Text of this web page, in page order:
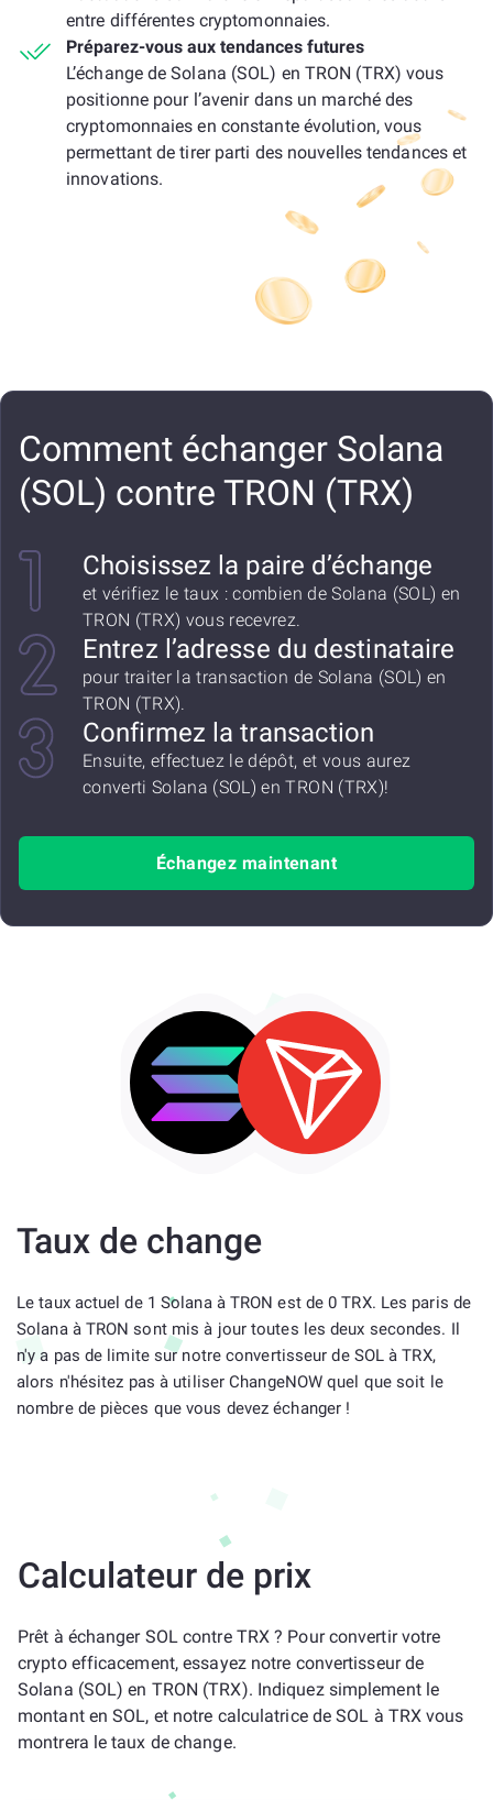
entre différentes cryptomonnaies.
Préparez-vous aux tendances futures
L’échange de Solana (SOL) en TRON (TRX) vous
positionne pour l’avenir dans un marché des
cryptomonnaies en constante évolution, vous
permettant de tirer parti des nouvelles tendances et
innovations.
Comment échanger Solana
(SOL) contre TRON (TRX)
Choisissez la paire d’échange
et vérifiez le taux : combien de Solana (SOL) en
TRON (TRX) vous recevrez.
Entrez l’adresse du destinataire
pour traiter la transaction de Solana (SOL) en
TRON (TRX).
Confirmez la transaction
Ensuite, effectuez le dépôt, et vous aurez
converti Solana (SOL) en TRON (TRX)!
Échangez maintenant
Taux de change
Le taux actuel de 1 Solana à TRON est de 0 TRX. Les paris de
Solana à TRON sont mis à jour toutes les deux secondes. Il
n'y a pas de limite sur notre convertisseur de SOL à TRX,
alors n'hésitez pas à utiliser ChangeNOW quel que soit le
nombre de pièces que vous devez échanger !
Calculateur de prix
Prêt à échanger SOL contre TRX ? Pour convertir votre
crypto efficacement, essayez notre convertisseur de
Solana (SOL) en TRON (TRX). Indiquez simplement le
montant en SOL, et notre calculatrice de SOL à TRX vous
montrera le taux de change.